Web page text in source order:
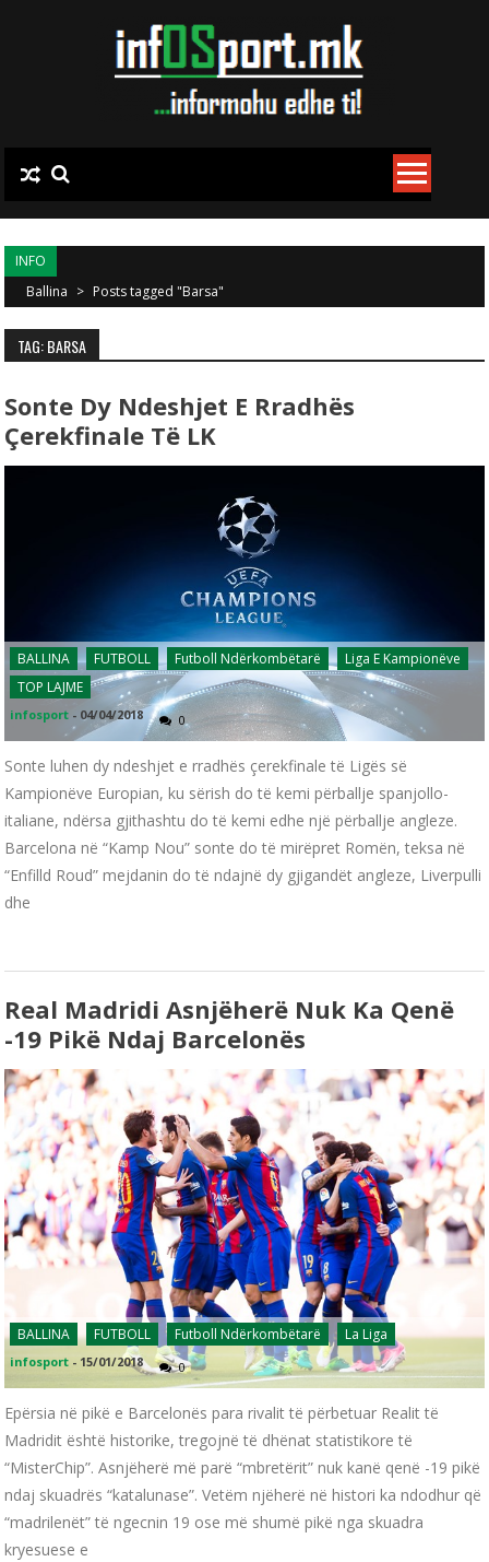
INFO
Ballina > Posts tagged "Barsa"
TAG: BARSA
Sonte Dy Ndeshjet E Rradhës
Çerekfinale Të LK
BALLINA FUTBOLL Futboll Ndërkombëtarë
Liga E Kampionëve
TOP LAJME
infosport - 04/04/2018 0
Sonte luhen dy ndeshjet e rradhës çerekfinale të Ligës së
Kampionëve Europian, ku sërish do të kemi përballje spanjollo-
italiane, ndërsa gjithashtu do të kemi edhe një përballje angleze.
Barcelona në “Kamp Nou” sonte do të mirëpret Romën, teksa në
“Enfilld Roud” mejdanin do të ndajnë dy gjigandët angleze, Liverpulli
dhe
Real Madridi Asnjëherë Nuk Ka Qenë
-19 Pikë Ndaj Barcelonës
BALLINA FUTBOLL Futboll Ndërkombëtarë La Liga
infosport - 15/01/2018 0
Epërsia në pikë e Barcelonës para rivalit të përbetuar Realit të
Madridit është historike, tregojnë të dhënat statistikore të
“MisterChip”. Asnjëherë më parë “mbretërit” nuk kanë qenë -19 pikë
ndaj skuadrës “katalunase”. Vetëm njëherë në histori ka ndodhur që
“madrilenët” të ngecnin 19 ose më shumë pikë nga skuadra
kryesuese e